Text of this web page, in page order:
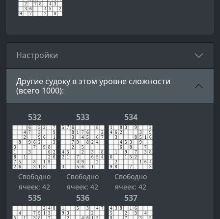
Настройки
Другие судоку в этом уровне сложности
(всего 1000):
532
Свободно
ячеек: 42
533
Свободно
ячеек: 42
534
Свободно
ячеек: 42
535 536 537